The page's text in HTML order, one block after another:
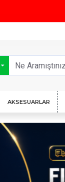
AKSESUARLAR